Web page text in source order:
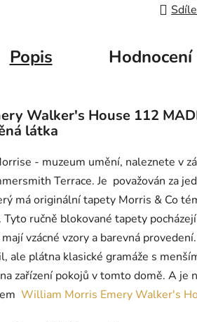
Popis Hodnocení
Walker's House 112
látka
- muzeum umění, naleznete v
Terrace. Je považován za
má originální tapety Morris & Co
ručně blokované tapety
vzácné vzory a barevná provedení.
ale plátna klasické gramáže s
zařízení pokojů v tomto domě. A je
William Morris Emery Walker's